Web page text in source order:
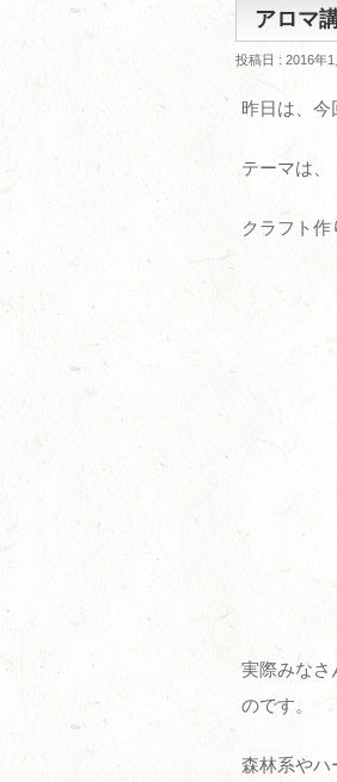
アロマ
投稿日 : 2016年1
昨日は、今
テーマは、
クラフト作
実際みなさ
のです。
森林系やハ